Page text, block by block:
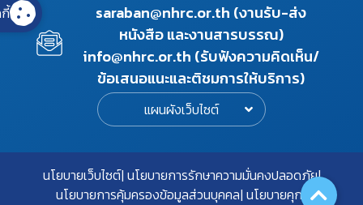
saraban@nhrc.or.th (งานรับ-ส่ง
หนังสือ และงานสารบรรณ)
info@nhrc.or.th (รับฟังความคิดเห็น/
ข้อเสนอแนะและติชมการให้บริการ)
แผนผังเว็บไซต์
นโยบายเว็บไซต์ นโยบายการรักษาความมั่นคงปลอดภัย
นโยบายการคุ้มครองข้อมูลส่วนบุคคล นโยบายคุกกี้